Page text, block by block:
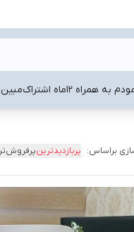
به همراه 12ماه اشتراک
براساس: پربازدیدترین